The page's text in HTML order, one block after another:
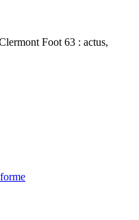
Foot 63 : actus,